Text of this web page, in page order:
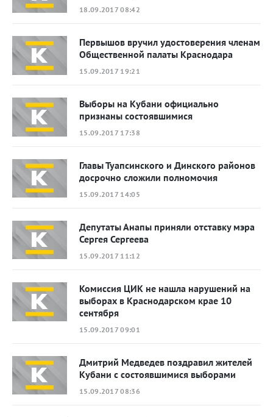
18.09.2017 08:42
Первышов вручил удостоверения членам
Общественной палаты Краснодара
15.09.2017 19:21
Выборы на Кубани официально
признаны состоявшимися
15.09.2017 17:38
Главы Туапсинского и Динского районов
досрочно сложили полномочия
15.09.2017 14:05
Депутаты Анапы приняли отставку мэра
Сергея Сергеева
15.09.2017 11:12
Комиссия ЦИК не нашла нарушений на
выборах в Краснодарском крае 10
сентября
15.09.2017 09:01
Дмитрий Медведев поздравил жителей
Кубани с состоявшимися выборами
15.09.2017 08:36